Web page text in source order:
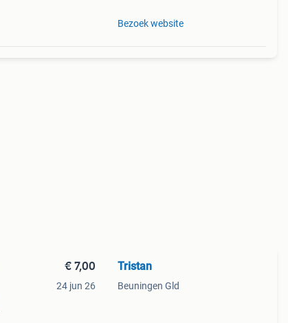
Bezoek website
€ 7,00
24 jun 26
Tristan
Beuningen Gld